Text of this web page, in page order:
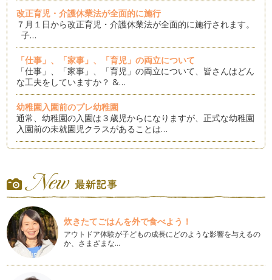
改正育児・介護休業法が全面的に施行
７月１日から改正育児・介護休業法が全面的に施行されます。
子…
「仕事」、「家事」、「育児」の両立について
「仕事」、「家事」、「育児」の両立について、皆さんはどん
な工夫をしていますか？ &…
幼稚園入園前のプレ幼稚園
通常、幼稚園の入園は３歳児からになりますが、正式な幼稚園
入園前の未就園児クラスがあることは…
りました。 …
再就職の不安
多くのママが再就職したいという考えている中、子どもの預け
先や病気の時の預け先など不安はつき…
女性の視点をいかしたソーシャルビジネス
「女性のためのソーシャルビジネス講座（地域も社会も
HAPPYに！私らしい仕事のはじめ方）」…
炊きたてごはんを外で食べよう！
アウトドア体験が子どもの成長にどのような影響を与えるの
か、さまざまな…